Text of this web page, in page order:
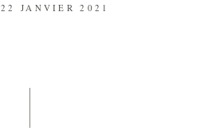
22 JANVIER 2021